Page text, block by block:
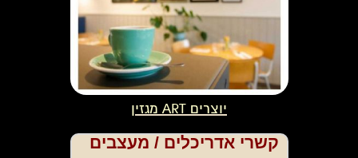
יוצרים ART מגזין
קשרי אדריכלים / מעצבים